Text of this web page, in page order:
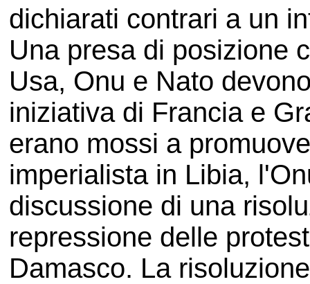
dichiarati contrari a un
Una presa di posizione
Usa, Onu e Nato
iniziativa di Francia e
erano mossi a
imperialista in Libia,
discussione di una
repressione delle
Damasco. La